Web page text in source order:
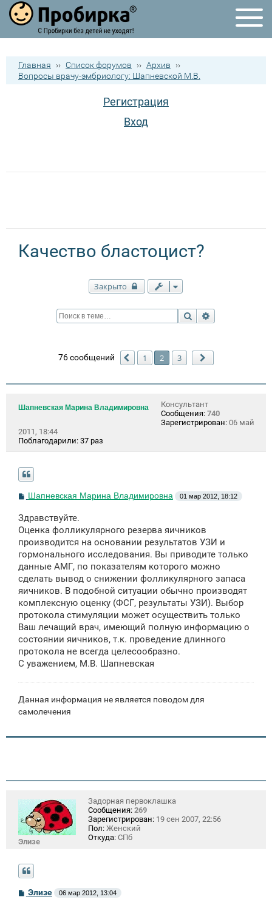
Главная ›› Список форумов ›› Архив
››
Вопросы врачу-эмбриологу: Шапневской М.В.
Регистрация
Вход
Качество бластоцист?
Закрыто
Поиск
76 сообщений Пред.
1 2 3
Шапневская Марина Владимировна
Консультант
Сообщения: 740
Зарегистрирован: 06 май
2011, 18:44
Поблагодарили: 37 раз
С
б
щ
е
н
и
Шапневская Марина Владимировна 01 мар 2012, 18:12
Здравствуйте.
Оценка фолликулярного резерва яичников
производится на основании результатов УЗИ и
гормонального исследования. Вы приводите только
данные АМГ, по показателям которого можно
сделать вывод о снижении фолликулярного запаса
яичников. В подобной ситуации обычно производят
комплексную оценку (ФСГ, результаты УЗИ). Выбор
протокола стимуляции может осуществить только
Ваш лечащий врач, имеющий полную информацию о
состоянии яичников, т.к. проведение длинного
протокола не всегда целесообразно.
С уважением, М.В. Шапневская
Данная информация не является поводом для
самолечения
Элизе
Задорная первоклашка
Сообщения: 269
Зарегистрирован: 19 сен 2007, 22:56
Пол: Женский
Откуда: СПб
С
о
Элизе 06 мар 2012, 13:04